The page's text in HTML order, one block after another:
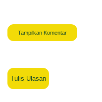
Tampilkan Komentar
Tulis Ulasan